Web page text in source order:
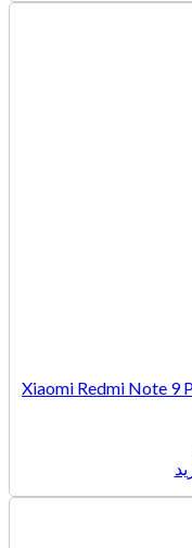
Xiaomi Redmi Note 9